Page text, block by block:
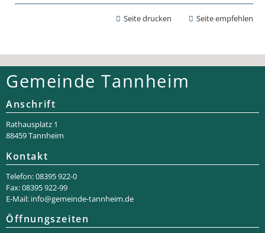
Seite drucken Seite empfehlen
Gemeinde Tannheim
Anschrift
Rathaus­platz 1
88459 Tannheim
Kontakt
Telefon: 08395 922-0
Fax: 08395 922-99
E-Mail: info@gemeinde-tannheim.de
Öffnungszeiten